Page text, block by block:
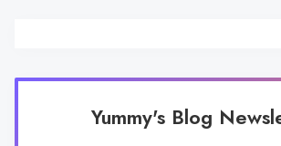
Yummy's Blog